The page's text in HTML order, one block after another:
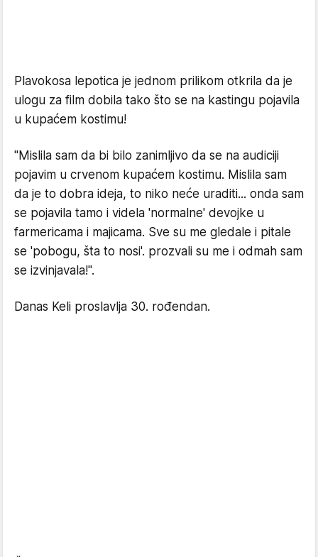
Plavokosa lepotica je jednom prilikom otkrila da je
ulogu za film dobila tako što se na kastingu pojavila
u kupaćem kostimu!
"Mislila sam da bi bilo zanimljivo da se na audiciji
pojavim u crvenom kupaćem kostimu. Mislila sam
da je to dobra ideja, to niko neće uraditi... onda sam
se pojavila tamo i videla 'normalne' devojke u
farmericama i majicama. Sve su me gledale i pitale
se 'pobogu, šta to nosi'. prozvali su me i odmah sam
se izvinjavala!".
Danas Keli proslavlja 30. rođendan.